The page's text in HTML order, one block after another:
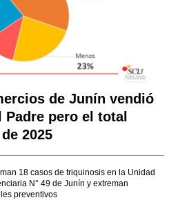
de Junín vendió
pero el total
2025
18 casos de triquinosis en la Unidad
N° 49 de Junín y extreman
preventivos